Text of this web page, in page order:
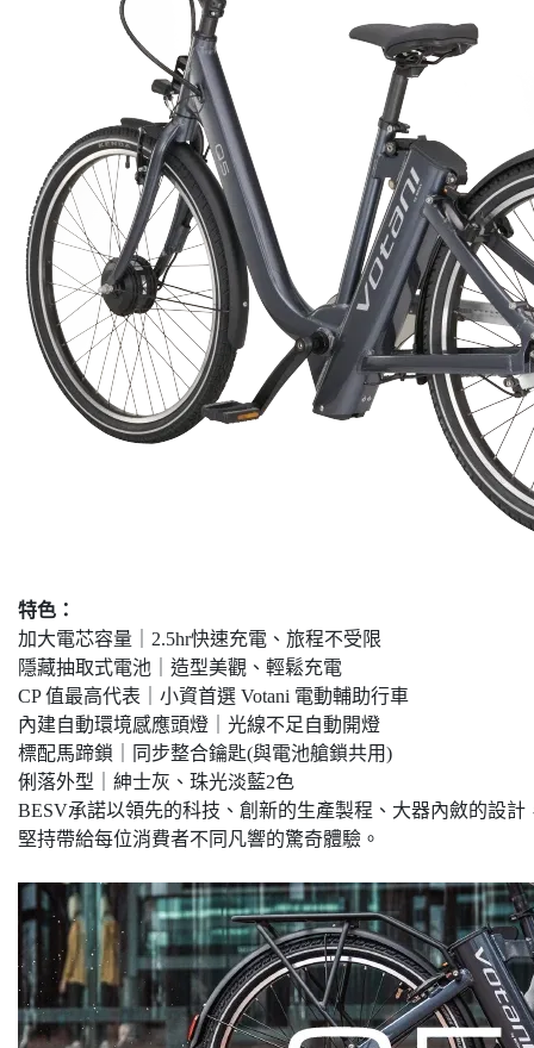
特色：
加大電芯容量｜2.5hr快速充電、旅程不受限
隱藏抽取式電池｜造型美觀、輕鬆充電
CP 值最高代表｜小資首選 Votani 電動輔助行車
內建自動環境感應頭燈｜光線不足自動開燈
標配馬蹄鎖｜同步整合鑰匙(與電池艙鎖共用)
俐落外型｜紳士灰、珠光淡藍2色
BESV承諾以領先的科技、創新的生產製程、大器內斂的設
堅持帶給每位消費者不同凡響的驚奇體驗。